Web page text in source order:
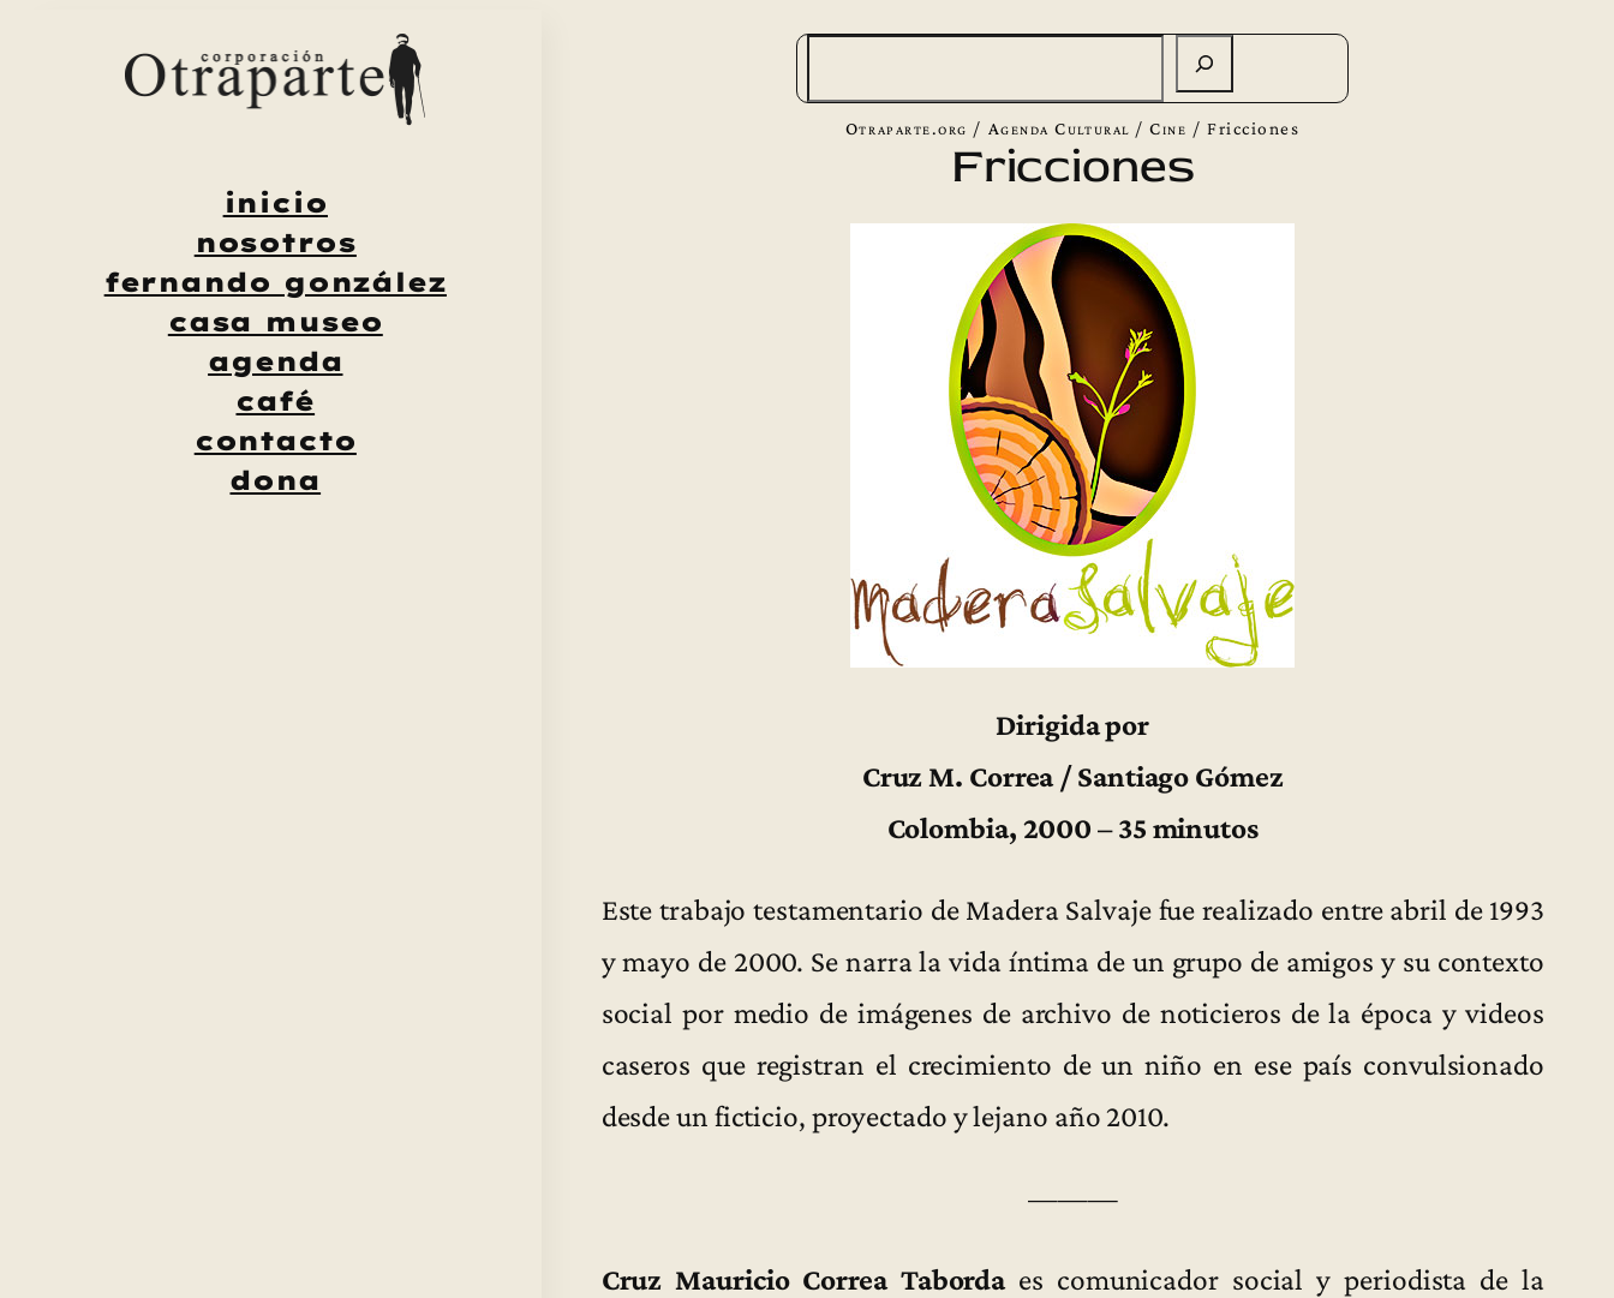
inicio
nosotros
fernando gonzález
casa museo
agenda
café
contacto
dona
Otraparte.org / Agenda Cultural /Cine /Fricciones
Fricciones
Dirigida por
Cruz M. Correa / Santiago Gómez
Colombia, 2000 – 35 minutos
Este trabajo testamentario de Madera Salvaje fue realizado entre abril de 1993
y mayo de 2000. Se narra la vida íntima de un grupo de amigos y su contexto
social por medio de imágenes de archivo de noticieros de la época y videos
caseros que registran el crecimiento de un niño en ese país convulsionado
desde un ficticio, proyectado y lejano año 2010.
———
Cruz Mauricio Correa Tabordaes comunicador social y periodista de la